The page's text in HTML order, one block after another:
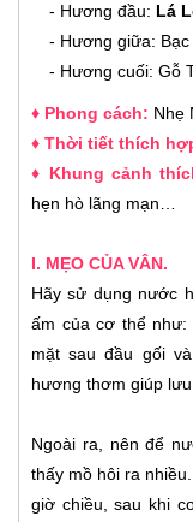
- Hương đầu: Lá
- Hương giữa: Bạc
- Hương cuối: Gỗ
♦ Phong cách: Nhẹ
♦ Thời tiết thích
♦ Khung cảnh
hẹn hò lãng mạn…
I. MẸO CỦA VÂN.
Hãy sử dụng nước
ấm của cơ thể như:
mặt sau đầu gối
hương thơm giúp
Ngoài ra, nên để
thấy mồ hôi ra
giờ chiều, sau khi